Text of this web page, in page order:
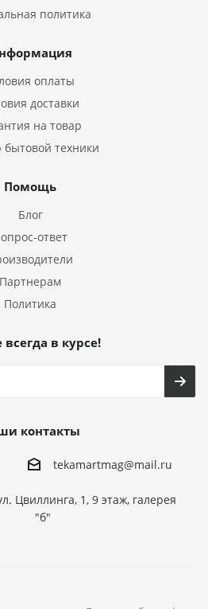
политика
оплаты
доставки
на товар
бытовой техники
Помощь
Блог
ответ
Партнерам
Политика
всегда в курсе!
контакты
tekamartmag@mail.ru
Цвиллинга, 1, 9 этаж, галерея
"б"